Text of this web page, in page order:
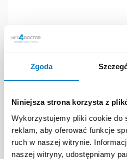
Zgoda
Niniejsza strona korzysta z
Wykorzystujemy pliki cookie do
reklam, aby oferować funkcje
ruch w naszej witrynie.
naszej witryny, udostępniamy